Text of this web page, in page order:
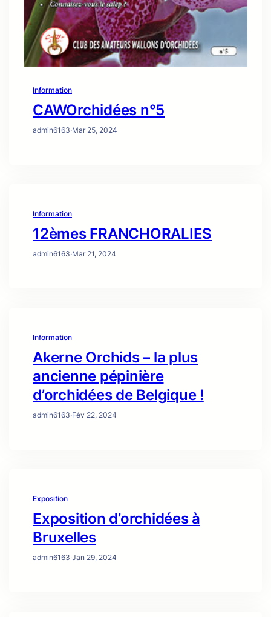
Information
CAWOrchidées n°5
admin6163·Mar 25, 2024
Information
12èmes FRANCHORALIES
admin6163·Mar 21, 2024
Information
Akerne Orchids – la plus
ancienne pépinière
d’orchidées de Belgique !
admin6163·Fév 22, 2024
Exposition
Exposition d’orchidées à
Bruxelles
admin6163·Jan 29, 2024